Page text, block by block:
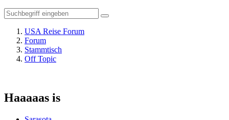
USA Reise Forum
Forum
Stammtisch
Off Topic
Haaaaas is